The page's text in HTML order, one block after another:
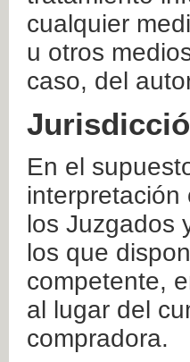
cualquier
u otros
caso, del
En el
interpretación
los Juzgados
los que
competente,
al lugar del
compradora.